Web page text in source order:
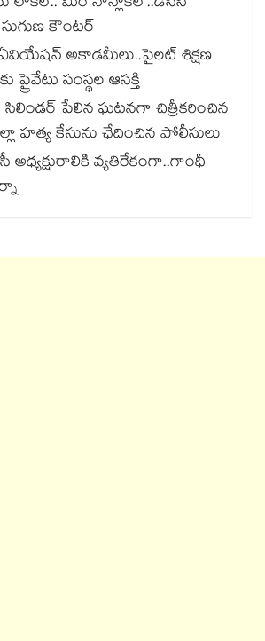
కౌంటర్
అకాడమీలు..పైలట్ శిక్షణ
ప్రైవేటు సంస్థల ఆసక్తి
సిలిండర్ పేలిన ఘటనగా చిత్రీకరించిన
హత్య కేసును ఛేదించిన పోలీసులు
వ్యతిరేకంగా..గాంధీ